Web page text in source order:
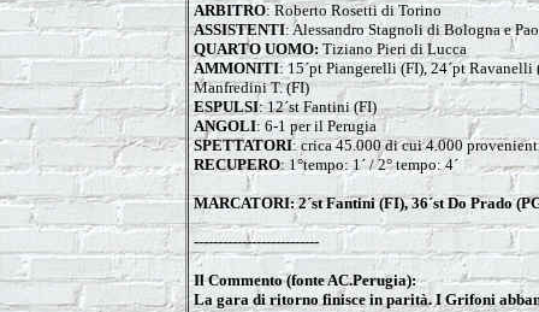
ARBITRO: Roberto Rosetti di Torino
ASSISTENTI: Alessandro Stagnoli di Bologna e
QUARTO UOMO: Tiziano Pieri di Lucca
AMMONITI: 15´pt Piangerelli (FI), 24´pt Ravanelli
Manfredini T. (FI)
ESPULSI: 12´st Fantini (FI)
ANGOLI: 6-1 per il Perugia
SPETTATORI: crica 45.000 di cui 4.000
RECUPERO: 1°tempo: 1´ / 2° tempo: 4´
MARCATORI: 2´st Fantini (FI), 36´st Do Prado
--------------------------
Il Commento (fonte AC.Perugia):
La gara di ritorno finisce in parità. I Grifoni